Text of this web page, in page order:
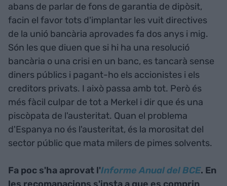
abans de parlar de fons de garantia de dipòsit,
facin el favor tots d'implantar les vuit directives
de la unió bancària aprovades fa dos anys i mig.
Són les que diuen que si hi ha una resolució
bancària o una crisi en un banc, es tancarà sense
diners públics i pagant-ho els accionistes i els
creditors privats. I això passa amb tot. Però és
més fàcil culpar de tot a Merkel i dir que és una
piscòpata de l'austeritat. Quan el problema
d'Espanya no és l'austeritat, és la morositat del
sector públic que mata milers de pimes solvents.
Fa poc s'ha aprovat l'Informe Anual del BCE. En